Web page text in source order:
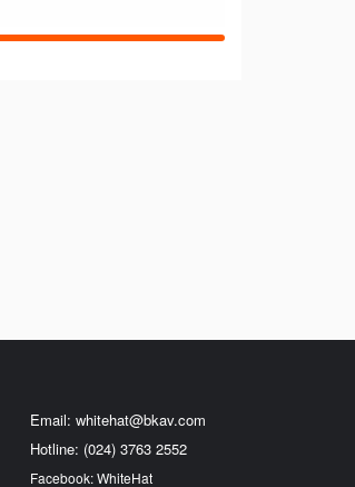
Email: whitehat@bkav.com
Hotline: (024) 3763 2552
Facebook: WhiteHat